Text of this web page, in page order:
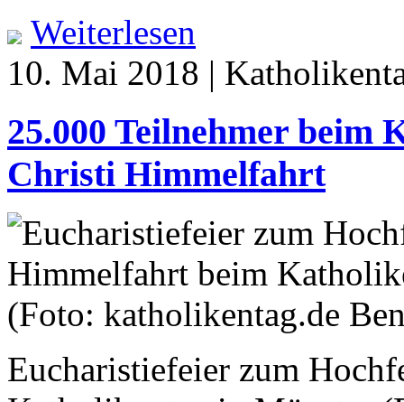
Weiterlesen
10. Mai 2018 |
25.000 Teilnehmer beim
Christi Himmelfahrt
Eucharistiefeier zum